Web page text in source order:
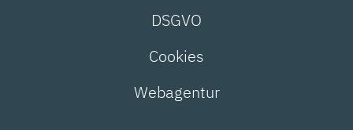
DSGVO
Cookies
Webagentur